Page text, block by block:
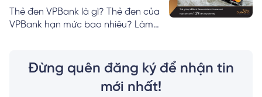
Online
Thẻ đen VPBank là gì? Thẻ đen của
VPBank hạn mức bao nhiêu? Làm
đen của VPBank nhanh nhất!
Đừng quên đăng ký để nhận tin
mới nhất!